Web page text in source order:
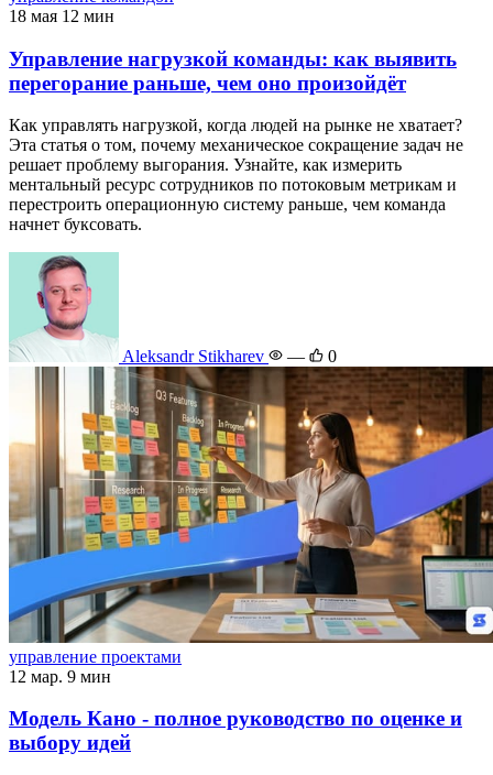
18 мая 12 мин
Управление нагрузкой команды: как выявить
перегорание раньше, чем оно произойдёт
Как управлять нагрузкой, когда людей на рынке не хватает?
Эта статья о том, почему механическое сокращение задач не
решает проблему выгорания. Узнайте, как измерить
ментальный ресурс сотрудников по потоковым метрикам и
перестроить операционную систему раньше, чем команда
начнет буксовать.
Aleksandr Stikharev — 0
управление проектами
12 мар. 9 мин
Модель Кано - полное руководство по оценке и
выбору идей